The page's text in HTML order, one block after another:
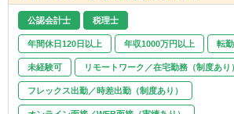
公認会計士 税理士
年間休日120日以上 年収1000万円以上 転
未経験可 リモートワーク／在宅勤務（制度あり）
フレックス出勤／時差出勤（制度あり）